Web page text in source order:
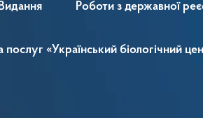
Роботи з державної
послуг «Український біологічний